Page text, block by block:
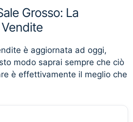
Grosso: La
è aggiornata ad oggi,
modo saprai sempre che ciò
è effettivamente il meglio che